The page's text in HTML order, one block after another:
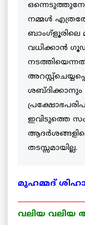
നമ്മള്‍
ബാംഗ്ളൂരിലെ
വധിക്കാന്‍
ശബ്ദിക്കാനും
ഇവിടുത്തെ
തടസ്സമായില്ല.
മുഹമ്മദ്‌
വലിയ വലിയ